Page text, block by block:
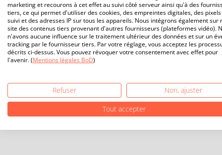
marketing et recourons à cet effet au suivi côté serveur ainsi qu'à des
tiers, ce qui permet d'utiliser des cookies, des empreintes digitales, des
suivi et des adresses IP sur tous les appareils. Nous intégrons également sur
site des contenus tiers provenant d'autres fournisseurs (plateformes vidéo).
n'avons aucune influence sur le traitement ultérieur des données et sur un
tracking par le fournisseur tiers. Par votre réglage, vous acceptez les
décrits ci-dessus. Vous pouvez révoquer votre consentement avec effet pour
l'avenir. (Mentions légales BoD)
Refuser
Non, ajuster
Tout accepter